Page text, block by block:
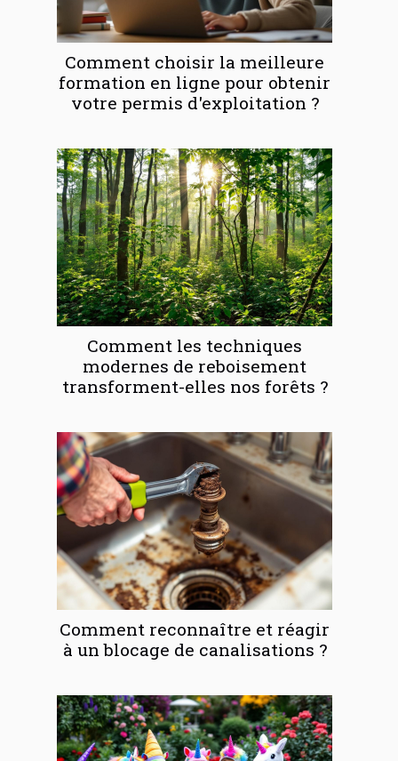
Comment choisir la meilleure
formation en ligne pour obtenir
votre permis d'exploitation ?
Comment les techniques
modernes de reboisement
transforment-elles nos forêts ?
Comment reconnaître et réagir
à un blocage de canalisations ?